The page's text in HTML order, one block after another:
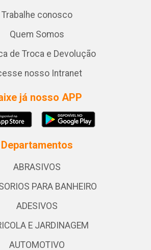
Trabalhe conosco
Quem Somos
de Troca e Devolução
nosso Intranet
já nosso APP
Departamentos
ABRASIVOS
PARA BANHEIRO
ADESIVOS
E JARDINAGEM
AUTOMOTIVO